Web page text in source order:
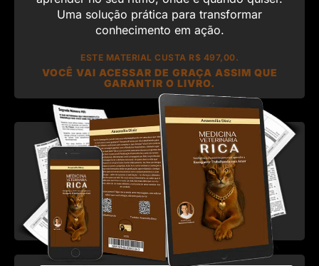
Uma solução prática para transformar
conhecimento em ação.
ESTE MATERIAL CUSTA R$ 497,00.
VOCÊ VAI ACESSAR DE GRAÇA ASSIM QUE
GARANTIR O LIVRO.